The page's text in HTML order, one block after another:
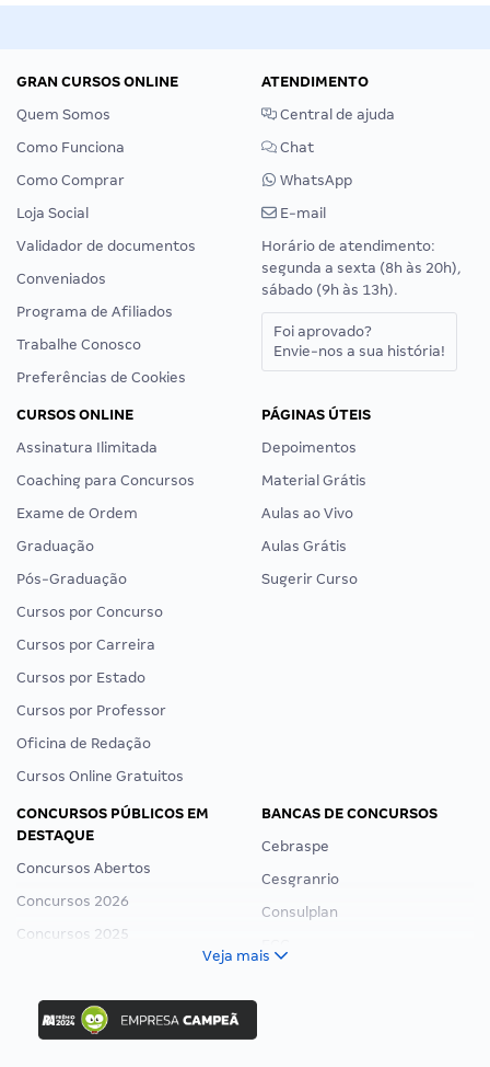
GRAN CURSOS ONLINE
Quem Somos
Como Funciona
Como Comprar
Loja Social
Validador de documentos
Conveniados
Programa de Afiliados
Trabalhe Conosco
Preferências de Cookies
ATENDIMENTO
Central de ajuda
Chat
WhatsApp
E-mail
Horário de atendimento:
segunda a sexta (8h às 20h),
sábado (9h às 13h).
Foi aprovado?
Envie-nos a sua história!
CURSOS ONLINE
Assinatura Ilimitada
Coaching para Concursos
Exame de Ordem
Graduação
Pós-Graduação
Cursos por Concurso
Cursos por Carreira
Cursos por Estado
Cursos por Professor
Oficina de Redação
Cursos Online Gratuitos
PÁGINAS ÚTEIS
Depoimentos
Material Grátis
Aulas ao Vivo
Aulas Grátis
Sugerir Curso
CONCURSOS PÚBLICOS EM
DESTAQUE
Concursos Abertos
Concursos 2026
Concursos 2025
Concurso Ibama
Concurso MPU
BANCAS DE CONCURSOS
Cebraspe
Cesgranrio
Consulplan
Veja mais